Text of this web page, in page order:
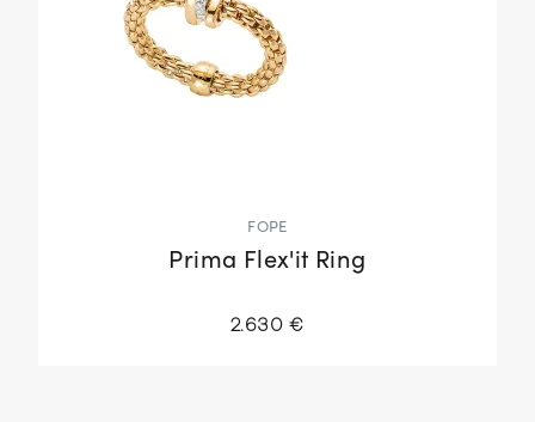
FOPE
Prima Flex'it Ring
2.630 €